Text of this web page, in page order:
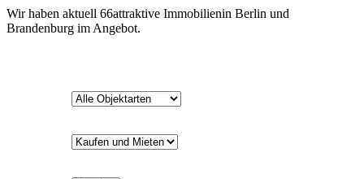
Wir haben aktuell 66attraktive Immobilienin Berlin und
Brandenburg im Angebot.